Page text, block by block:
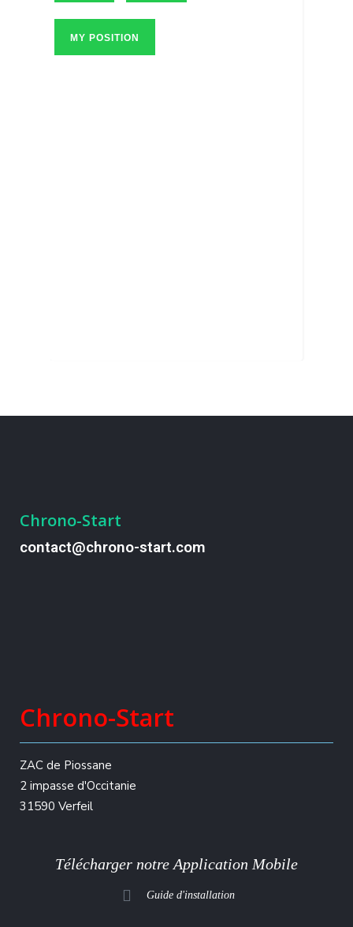
MY POSITION
Chrono-Start
contact@chrono-start.com
Chrono-Start
ZAC de Piossane
2 impasse d'Occitanie
31590 Verfeil
Télécharger notre Application Mobile
Guide d'installation